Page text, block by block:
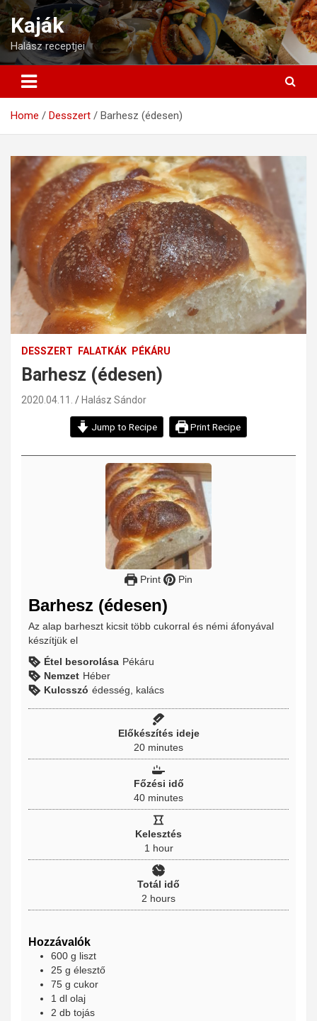
Skip
to
content
Kaják
Halász receptjei
Home Desszert Barhesz (édesen)
DESSZERT FALATKÁK PÉKÁRU
Barhesz (édesen)
2020.04.11. Halász Sándor
Jump to Recipe Print Recipe
Print Pin
Barhesz (édesen)
Az alap barheszt kicsit több cukorral és némi áfonyával
készítjük el
Étel besorolása Pékáru
Nemzet Héber
Kulcsszó édesség, kalács
Előkészítés ideje
20 minutes
Főzési idő
40 minutes
Kelesztés
1 hour
Totál idő
2 hours
Hozzávalók
600 g liszt
25 g élesztő
75 g cukor
1 dl olaj
2 db tojás